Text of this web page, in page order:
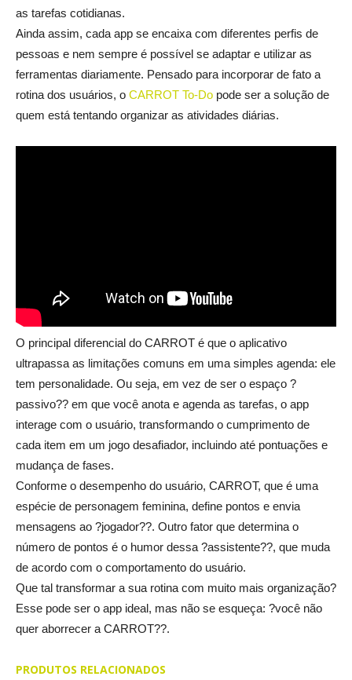
as tarefas cotidianas.
Ainda assim, cada app se encaixa com diferentes perfis de
pessoas e nem sempre é possível se adaptar e utilizar as
ferramentas diariamente. Pensado para incorporar de fato a
rotina dos usuários, o CARROT To-Do pode ser a solução de
quem está tentando organizar as atividades diárias.
O principal diferencial do CARROT é que o aplicativo
ultrapassa as limitações comuns em uma simples agenda: ele
tem personalidade. Ou seja, em vez de ser o espaço ?
passivo?? em que você anota e agenda as tarefas, o app
interage com o usuário, transformando o cumprimento de
cada item em um jogo desafiador, incluindo até pontuações e
mudança de fases.
Conforme o desempenho do usuário, CARROT, que é uma
espécie de personagem feminina, define pontos e envia
mensagens ao ?jogador??. Outro fator que determina o
número de pontos é o humor dessa ?assistente??, que muda
de acordo com o comportamento do usuário.
Que tal transformar a sua rotina com muito mais organização?
Esse pode ser o app ideal, mas não se esqueça: ?você não
quer aborrecer a CARROT??.
PRODUTOS RELACIONADOS